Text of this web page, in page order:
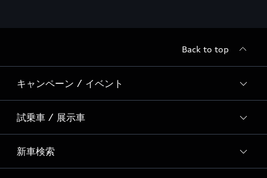
Back to top
キャンペーン / イベント
全国統一イベント
ディーラー独自イベント
試乗車 / 展示車
試乗予約
新車検索